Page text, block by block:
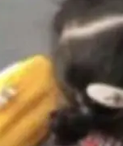
T
一
的
已
模
AI
工
在
、